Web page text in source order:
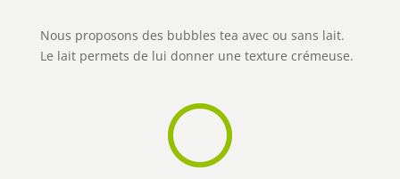
Nous proposons des bubbles tea avec ou sans lait.
Le lait permets de lui donner une texture crémeuse.
[